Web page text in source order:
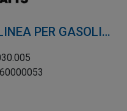
PER GASOLIO